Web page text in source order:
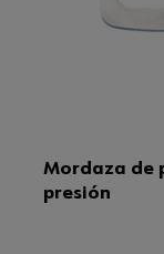
Mordaza de
presión